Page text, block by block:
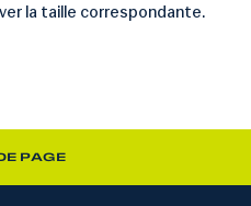
la taille correspondante.
PAGE